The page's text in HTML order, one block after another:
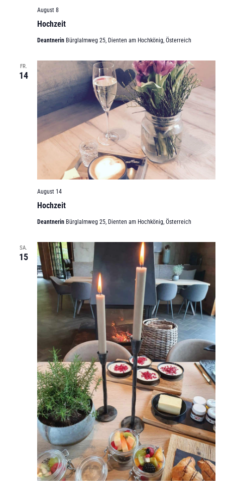
Hochzeit
August 8
Deantnerin Bürglalmweg 25, Dienten am Hochkönig, Österreich
FR.
14
Hochzeit
August 14
Deantnerin Bürglalmweg 25, Dienten am Hochkönig, Österreich
SA.
15